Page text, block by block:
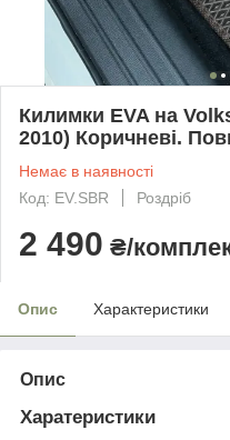
Килимки EVA на
2010) Коричневі.
Немає в наявності
Код: EV.SBR
Роздріб
2 490 ₴/
Опис Характеристики
Опис
Харатеристики